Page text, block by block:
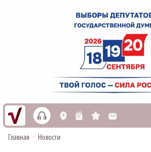
h L n s M
Главная • Новости